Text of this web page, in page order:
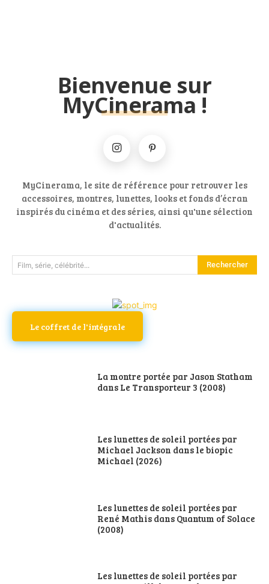
Bienvenue sur
MyCinerama !
MyCinerama, le site de référence pour retrouver les
accessoires, montres, lunettes, looks et fonds d’écran
inspirés du cinéma et des séries, ainsi qu'une sélection
d'actualités.
Film, série, célébrité... Rechercher
Le coffret de l'intégrale
La montre portée par Jason Statham
dans Le Transporteur 3 (2008)
Les lunettes de soleil portées par
Michael Jackson dans le biopic
Michael (2026)
Les lunettes de soleil portées par
René Mathis dans Quantum of Solace
(2008)
Les lunettes de soleil portées par